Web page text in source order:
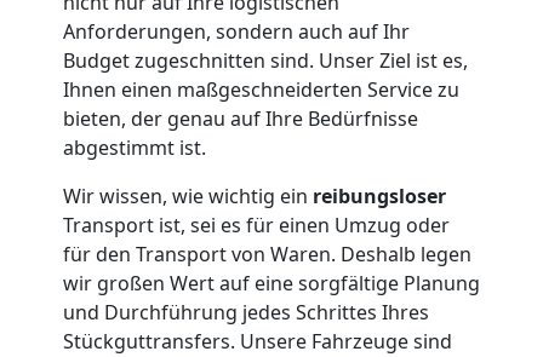
Anforderungen, sondern auch auf Ihr
Budget zugeschnitten sind. Unser Ziel ist es,
Ihnen einen maßgeschneiderten Service zu
bieten, der genau auf Ihre Bedürfnisse
abgestimmt ist.
Wir wissen, wie wichtig ein reibungsloser
Transport ist, sei es für einen Umzug oder
für den Transport von Waren. Deshalb legen
wir großen Wert auf eine sorgfältige Planung
und Durchführung jedes Schrittes Ihres
Stückguttransfers. Unsere Fahrzeuge sind
Service-
Umzug
Feldkirch
Qualitäts-
Umzüge